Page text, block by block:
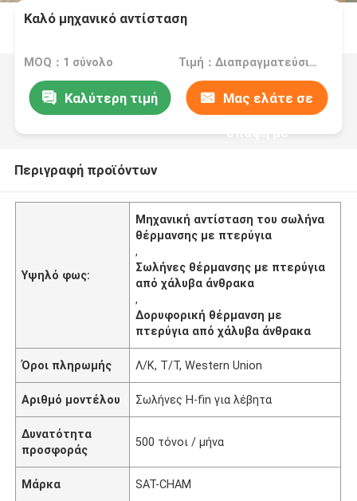
Καλό μηχανικό αντίσταση
MOQ：1 σύνολο Τιμή：Διαπραγματεύσιμα
Καλύτερη τιμή Μας ελάτε σε
επαφή με
Περιγραφή προϊόντων
Υψηλό φως:
Μηχανική αντίσταση του σωλήνα
θέρμανσης με πτερύγια
,
Σωλήνες θέρμανσης με πτερύγια
από χάλυβα άνθρακα
,
Δορυφορική θέρμανση με
πτερύγια από χάλυβα άνθρακα
Όροι πληρωμής Λ/Κ, Τ/Τ, Western Union
Αριθμό μοντέλου Σωλήνες H-fin για λέβητα
Δυνατότητα
προσφοράς
500 τόνοι / μήνα
Μάρκα SAT-CHAM